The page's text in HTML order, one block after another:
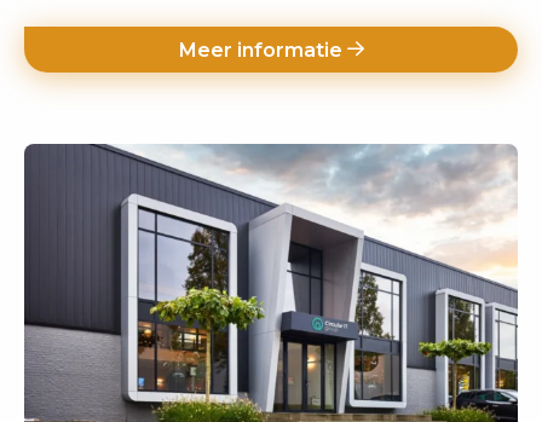
Meer informatie